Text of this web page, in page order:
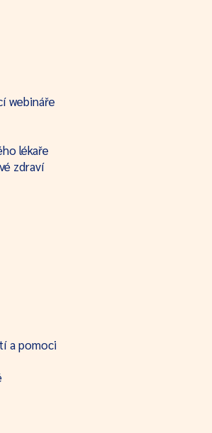
webináře
lékaře
zdraví
a pomoci